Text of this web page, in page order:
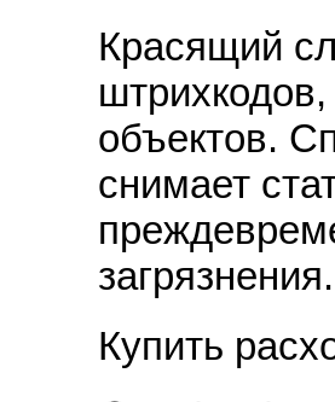
Красящий
штрихкодов,
объектов.
снимает
загрязнения.
Купить